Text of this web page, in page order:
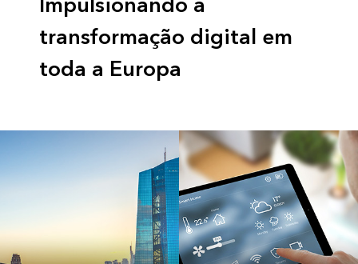
transformação digital em
toda a Europa